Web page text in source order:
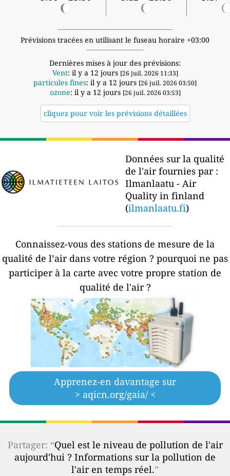
Prévisions tracées en utilisant le fuseau horaire +03:00
Dernières mises à jour des prévisions:
Vent: il y a 12 jours [26 juil. 2026 11:33]
particules fines: il y a 12 jours [26 juil. 2026 03:50]
ozone: il y a 12 jours [26 juil. 2026 03:53]
cliquez pour voir les prévisions détaillées
Données sur la qualité
de l'air fournies par :
Ilmanlaatu - Air
Quality in finland
(ilmanlaatu.fi)
Connaissez-vous des stations de mesure de la
qualité de l’air dans votre région ? pourquoi ne pas
participer à la carte avec votre propre station de
qualité de l'air ?
Apprenez-en davantage sur
> aqicn.org/gaia/ <
Partager: “Quel est le niveau de pollution de l'air
aujourd'hui ? Informations sur la pollution de
l'air en temps réel.”